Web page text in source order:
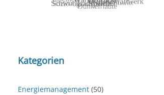
Kategorien
Energiemanagement (50)